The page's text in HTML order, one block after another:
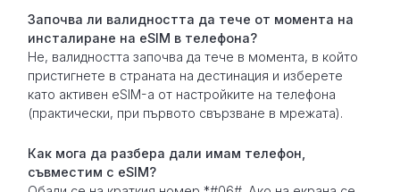
Започва ли валидността да тече от момента на
инсталиране на eSIM в телефона?
Не, валидността започва да тече в момента, в който
пристигнете в страната на дестинация и изберете
като активен eSIM-а от настройките на телефона
(практически, при първото свързване в мрежата).
Как мога да разбера дали имам телефон,
съвместим с eSIM?